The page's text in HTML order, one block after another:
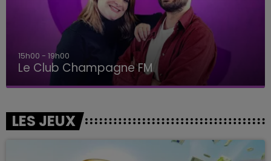
15h00 - 19h00
Le Club Champagne FM
LES JEUX